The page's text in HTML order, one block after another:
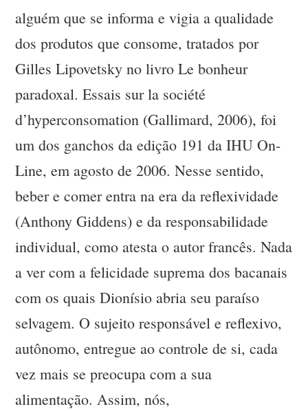
alguém que se informa e vigia a qualidade
dos produtos que consome, tratados por
Gilles Lipovetsky no livro Le bonheur
paradoxal. Essais sur la société
d’hyperconsomation (Gallimard, 2006), foi
um dos ganchos da edição 191 da IHU On-
Line, em agosto de 2006. Nesse sentido,
beber e comer entra na era da reflexividade
(Anthony Giddens) e da responsabilidade
individual, como atesta o autor francês. Nada
a ver com a felicidade suprema dos bacanais
com os quais Dionísio abria seu paraíso
selvagem. O sujeito responsável e reflexivo,
autônomo, entregue ao controle de si, cada
vez mais se preocupa com a sua
alimentação. Assim, nós,